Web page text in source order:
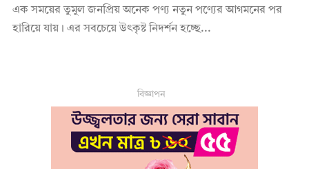
এক সময়ের তুমুল জনপ্রিয় অনেক পণ্য নতুন পণ্যের আগমনের পর
হারিয়ে যায়। এর সবচেয়ে উৎকৃষ্ট নিদর্শন হচ্ছে...
বিজ্ঞাপন